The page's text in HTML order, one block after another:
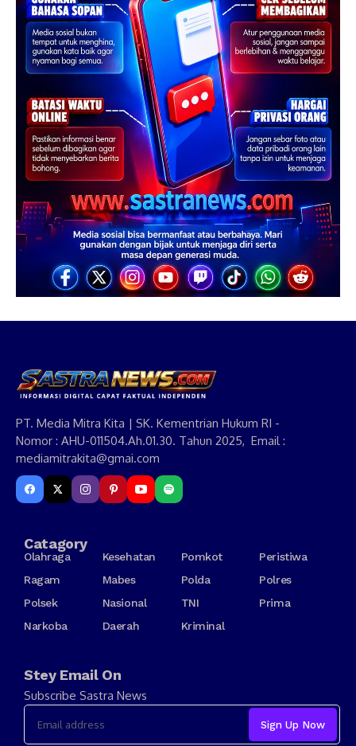
PT. Media Mitra Kita | SK. Kementrian Hukum RI -
Nomor : AHU-011504.Ah.01.30. Tahun 2025, Email :
mediamitrakita@gmai.com
Catagory
Olahraga Kesehatan Pomkot
Peristiwa
Ragam
Mabes Polda
Polres
Polsek
Nasional TNI
Prima
Narkoba
Daerah Kriminal
Stey Email On
Subscribe Sastra News